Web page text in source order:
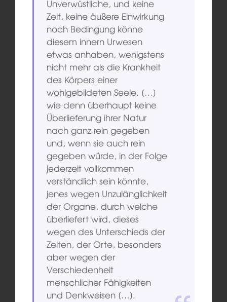
Unverwüstliche, und keine
Zeit, keine äußere Einwirkung
noch Bedingung könne
diesem innern Urwesen
etwas anhaben, wenigstens
nicht mehr als die Krankheit
des Körpers einer
wohlgebildeten Seele. […]
wie denn überhaupt keine
Überlieferung ihrer Natur
nach ganz rein gegeben
und, wenn sie auch rein
gegeben würde, in der Folge
jederzeit vollkommen
verständlich sein könnte,
jenes wegen Unzulänglichkeit
der Organe, durch welche
überliefert wird, dieses
wegen des Unterschieds der
Zeiten, der Orte, besonders
aber wegen der
Verschiedenheit
menschlicher Fähigkeiten
und Denkweisen […].